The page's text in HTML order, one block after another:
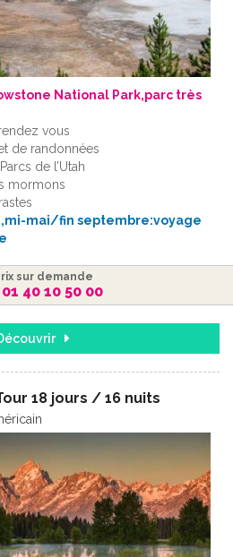
National Park,parc très
vous
de randonnées
de l’Utah
mormons
mai/fin septembre:voyage
sur demande
01 40 10 50 00
18 jours / 16 nuits